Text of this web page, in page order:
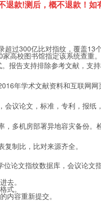
款!测后，概不退款！如
过300亿比对指纹，覆盖
高校图书馆指定该系统查重
报告支持排除参考文献，支
年学术文献资料和互联网网
议论文，标准，专利，报纸
多机房部署异地容灾备份
制比，比对来源齐全。
论文指纹数据库，会议论文
去。
式。
容重新提交。